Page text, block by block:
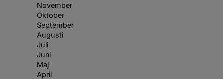
November
Oktober
September
Augusti
Juli
Juni
Maj
April